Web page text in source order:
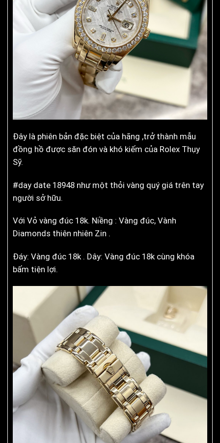
Đây là phiên bản đặc biệt của hãng ,trở thành mẫu
đồng hồ được săn đón và khó kiếm của Rolex Thụy
Sỹ.
#day date 18948 như một thỏi vàng quý giá trên tay
người sở hữu.
Với Vỏ vàng đúc 18k. Niềng : Vàng đúc, Vành
Diamonds thiên nhiên Zin .
Đáy: Vàng đúc 18k . Dây: Vàng đúc 18k cùng khóa
bấm tiện lợi.